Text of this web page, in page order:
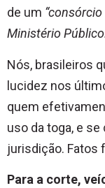
de um
Ministério
Nós, brasileiros
lucidez nos
quem
uso da toga, e
jurisdição. Fatos
Para a corte,